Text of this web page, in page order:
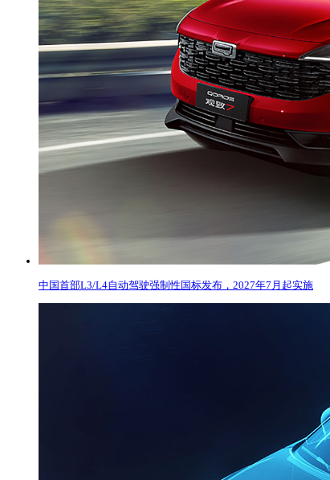
中国首部L3/L4自动驾驶强制性国标发布，2027年7月起实施